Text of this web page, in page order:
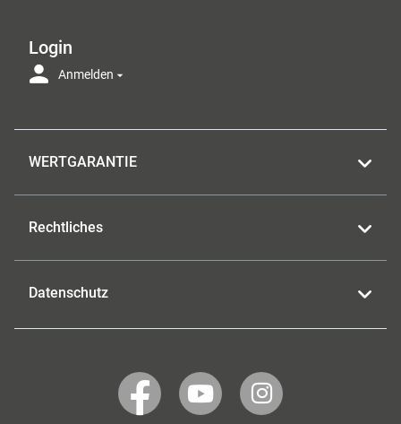
Login
Anmelden
WERTGARANTIE
Rechtliches
Datenschutz
WERTGARANTIE
auf
WERTGARANTIE
auf
WERTGARANTIE
auf